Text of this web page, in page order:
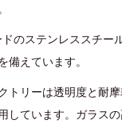
のステンレススチー
備えています。
トリーは透明度と耐
しています。ガラス